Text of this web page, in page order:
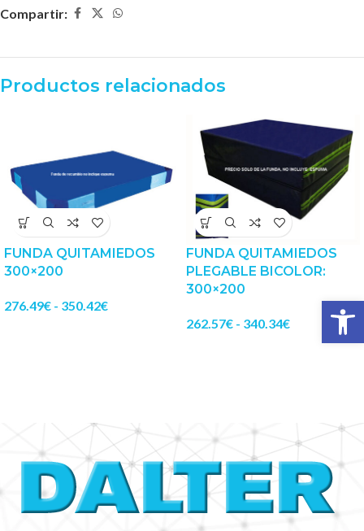
Compartir:
Productos relacionados
FUNDA QUITAMIEDOS
300×200
276.49€ - 350.42€
FUNDA QUITAMIEDOS
PLEGABLE BICOLOR:
300×200
262.57€ - 340.34€ Abrir